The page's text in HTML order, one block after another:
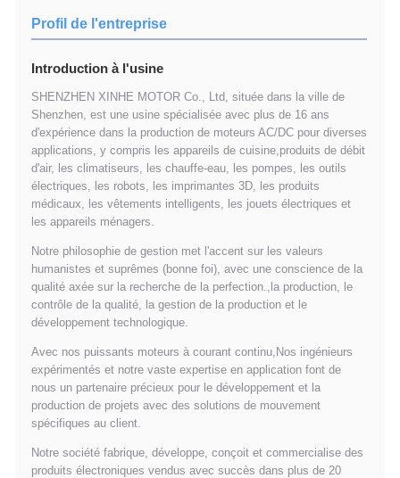
Profil de l'entreprise
Introduction à l'usine
SHENZHEN XINHE MOTOR Co., Ltd, située dans la ville de
Shenzhen, est une usine spécialisée avec plus de 16 ans
d'expérience dans la production de moteurs AC/DC pour diverses
applications, y compris les appareils de cuisine,produits de débit
d'air, les climatiseurs, les chauffe-eau, les pompes, les outils
électriques, les robots, les imprimantes 3D, les produits
médicaux, les vêtements intelligents, les jouets électriques et
les appareils ménagers.
Notre philosophie de gestion met l'accent sur les valeurs
humanistes et suprêmes (bonne foi), avec une conscience de la
qualité axée sur la recherche de la perfection.,la production, le
contrôle de la qualité, la gestion de la production et le
développement technologique.
Avec nos puissants moteurs à courant continu,Nos ingénieurs
expérimentés et notre vaste expertise en application font de
nous un partenaire précieux pour le développement et la
production de projets avec des solutions de mouvement
spécifiques au client.
Notre société fabrique, développe, conçoit et commercialise des
produits électroniques vendus avec succès dans plus de 20